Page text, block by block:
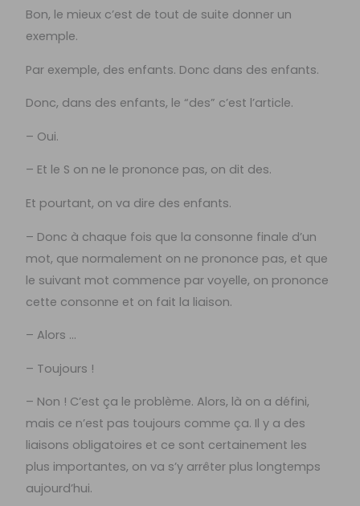
Bon, le mieux c’est de tout de suite donner un
exemple.
Par exemple, des enfants. Donc dans des enfants.
Donc, dans des enfants, le “des” c’est l’article.
– Oui.
– Et le S on ne le prononce pas, on dit des.
Et pourtant, on va dire des enfants.
– Donc à chaque fois que la consonne finale d’un
mot, que normalement on ne prononce pas, et que
le suivant mot commence par voyelle, on prononce
cette consonne et on fait la liaison.
– Alors …
– Toujours !
– Non ! C’est ça le problème. Alors, là on a défini,
mais ce n’est pas toujours comme ça. Il y a des
liaisons obligatoires et ce sont certainement les
plus importantes, on va s’y arrêter plus longtemps
aujourd’hui.